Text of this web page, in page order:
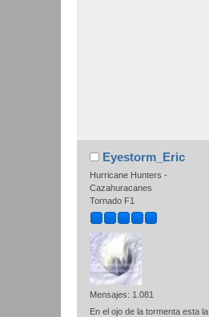
Eyestorm_Eric
Hurricane Hunters -
Cazahuracanes
Tornado F1
Mensajes: 1.081
En el ojo de la tormenta esta la